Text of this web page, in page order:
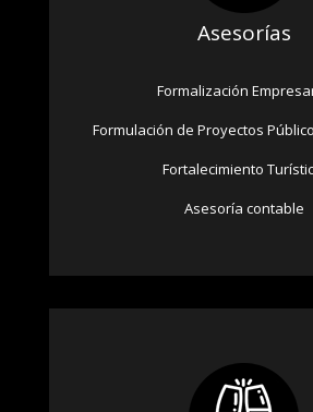
Asesorías
Formalización
Formulación de Proyectos
Fortalecimiento
Asesoría contable